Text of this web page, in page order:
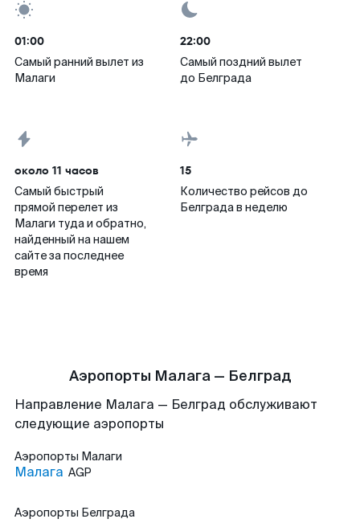
01:00
Самый ранний вылет из
Малаги
22:00
Самый поздний вылет
до Белграда
около 11 часов
Самый быстрый
прямой перелет из
Малаги туда и обратно,
найденный на нашем
сайте за последнее
время
15
Количество рейсов до
Белграда в неделю
Аэропорты Малага — Белград
Направление Малага — Белград обслуживают
следующие аэропорты
Аэропорты Малаги
Малага AGP
Аэропорты Белграда